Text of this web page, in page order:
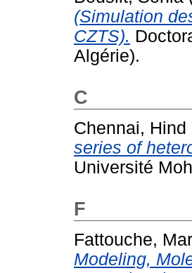
(Simulation
CZTS).
Algérie).
C
Chennai, Hind
series of
Université
F
Fattouche,
Modeling,